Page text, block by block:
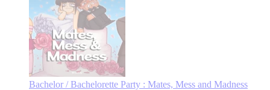
Bachelor / Bachelorette Party : Mates, Mess and Madness